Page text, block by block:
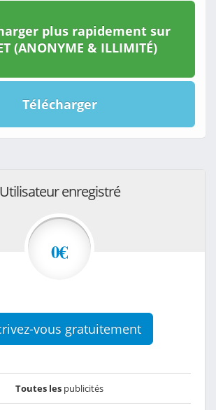
plus rapidement sur
(ANONYME & ILLIMITÉ)
Télécharger
Utilisateur enregistré
0€
vous gratuitement
Toutes les publicités